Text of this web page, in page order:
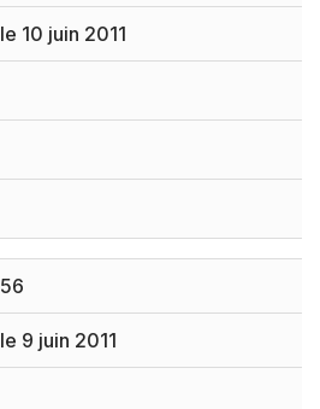
le 10 juin 2011
56
le 9 juin 2011